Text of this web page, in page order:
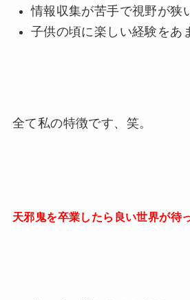
情報収集が苦手で視野が狭
子供の頃に楽しい経験をあ
全て私の特徴です、笑。
天邪鬼を卒業したら良い世界が待